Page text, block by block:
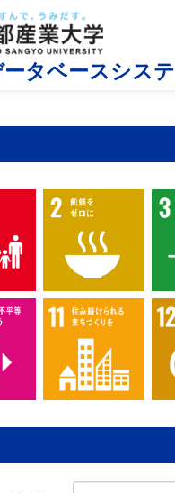
タベースシス